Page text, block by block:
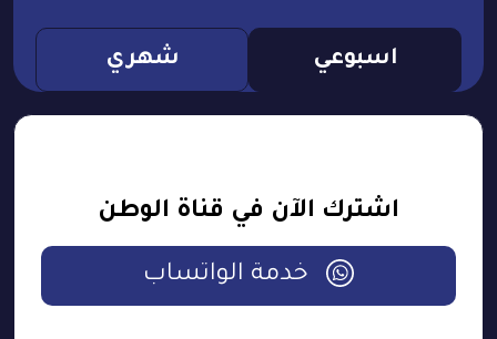
اسبوعي شهري
اشترك الآن في قناة الوطن
خدمة الواتساب